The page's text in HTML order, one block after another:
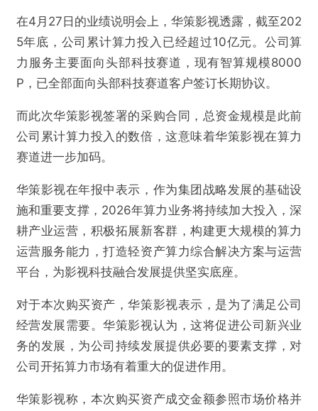
在4月27日的业绩说明会上，华策影视透露，截至202
5年底，公司累计算力投入已经超过10亿元。公司算
力服务主要面向头部科技赛道，现有智算规模8000
P，已全部面向头部科技赛道客户签订长期协议。
而此次华策影视签署的采购合同，总资金规模是此前
公司累计算力投入的数倍，这意味着华策影视在算力
赛道进一步加码。
华策影视在年报中表示，作为集团战略发展的基础设
施和重要支撑，2026年算力业务将持续加大投入，深
耕产业运营，积极拓展新客群，构建更大规模的算力
运营服务能力，打造轻资产算力综合解决方案与运营
平台，为影视科技融合发展提供坚实底座。
对于本次购买资产，华策影视表示，是为了满足公司
经营发展需要。华策影视认为，这将促进公司新兴业
务的发展，为公司持续发展提供必要的要素支撑，对
公司开拓算力市场有着重大的促进作用。
华策影视称，本次购买资产成交金额参照市场价格并